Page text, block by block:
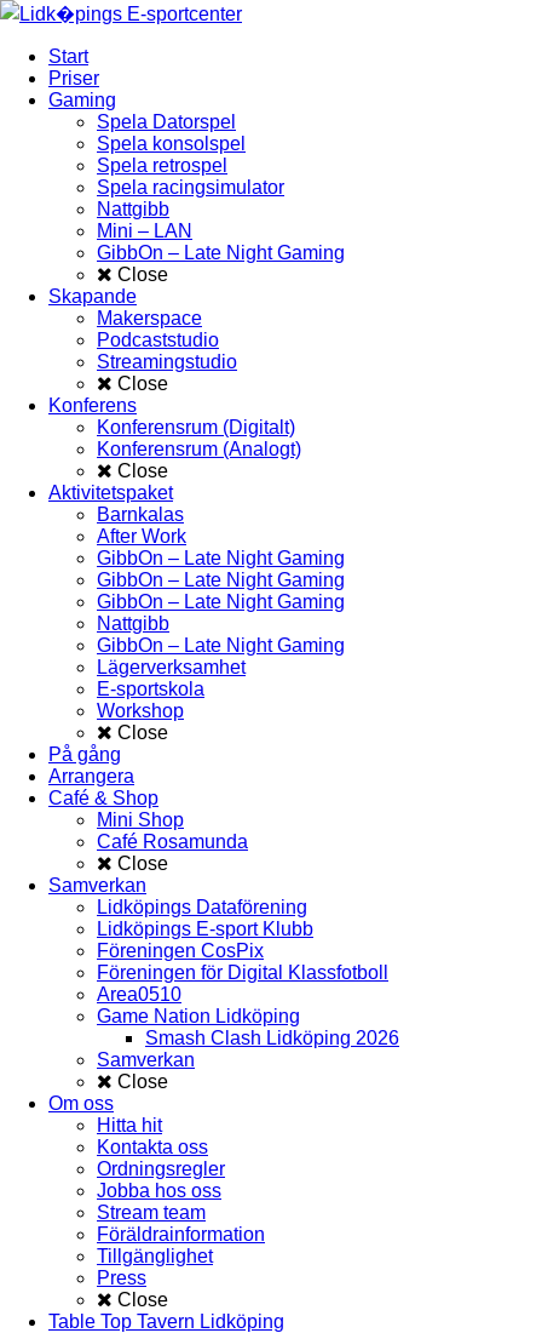
Start
Priser
Gaming
Spela Datorspel
Spela konsolspel
Spela retrospel
Spela racingsimulator
Nattgibb
Mini – LAN
GibbOn – Late Night Gaming
Close
Skapande
Makerspace
Podcaststudio
Streamingstudio
Close
Konferens
Konferensrum (Digitalt)
Konferensrum (Analogt)
Close
Aktivitetspaket
Barnkalas
After Work
GibbOn – Late Night Gaming
GibbOn – Late Night Gaming
GibbOn – Late Night Gaming
Nattgibb
GibbOn – Late Night Gaming
Lägerverksamhet
E-sportskola
Workshop
Close
På gång
Arrangera
Café & Shop
Mini Shop
Café Rosamunda
Close
Samverkan
Lidköpings Dataförening
Lidköpings E-sport Klubb
Föreningen CosPix
Föreningen för Digital Klassfotboll
Area0510
Game Nation Lidköping
Smash Clash Lidköping 2026
Samverkan
Close
Om oss
Hitta hit
Kontakta oss
Ordningsregler
Jobba hos oss
Stream team
Föräldrainformation
Tillgänglighet
Press
Close
Table Top Tavern Lidköping